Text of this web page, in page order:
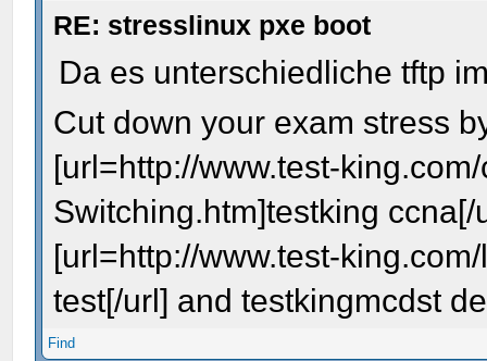
RE: stresslinux pxe boot
Da es unterschiedliche tftp
Cut down your exam stress
[url=http://www.test-
Switching.htm]testking
[url=http://www.test-
test[/url] and testkingmcdst
Find